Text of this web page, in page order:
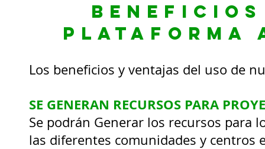
plataforma
Los beneficios y ventajas del uso de
SE GENERAN RECURSOS PARA
Se podrán Generar los recursos para
las diferentes comunidades y centros